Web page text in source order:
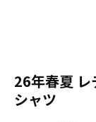
26年春夏
シャツ